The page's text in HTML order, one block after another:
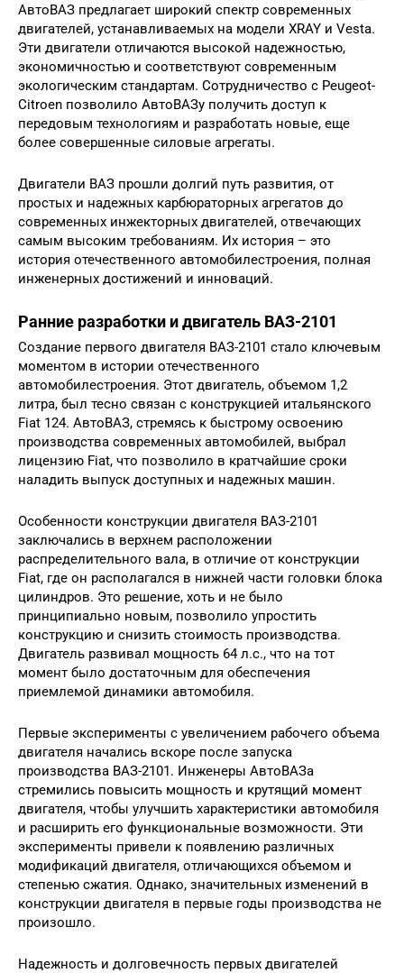
АвтоВАЗ предлагает широкий спектр современных
двигателей, устанавливаемых на модели XRAY и Vesta.
Эти двигатели отличаются высокой надежностью,
экономичностью и соответствуют современным
экологическим стандартам. Сотрудничество с Peugeot-
Citroen позволило АвтоВАЗу получить доступ к
передовым технологиям и разработать новые, еще
более совершенные силовые агрегаты.
Двигатели ВАЗ прошли долгий путь развития, от
простых и надежных карбюраторных агрегатов до
современных инжекторных двигателей, отвечающих
самым высоким требованиям. Их история – это
история отечественного автомобилестроения, полная
инженерных достижений и инноваций.
Ранние разработки и двигатель ВАЗ-2101
Создание первого двигателя ВАЗ-2101 стало ключевым
моментом в истории отечественного
автомобилестроения. Этот двигатель, объемом 1,2
литра, был тесно связан с конструкцией итальянского
Fiat 124. АвтоВАЗ, стремясь к быстрому освоению
производства современных автомобилей, выбрал
лицензию Fiat, что позволило в кратчайшие сроки
наладить выпуск доступных и надежных машин.
Особенности конструкции двигателя ВАЗ-2101
заключались в верхнем расположении
распределительного вала, в отличие от конструкции
Fiat, где он располагался в нижней части головки блока
цилиндров. Это решение, хоть и не было
принципиально новым, позволило упростить
конструкцию и снизить стоимость производства.
Двигатель развивал мощность 64 л.с., что на тот
момент было достаточным для обеспечения
приемлемой динамики автомобиля.
Первые эксперименты с увеличением рабочего объема
двигателя начались вскоре после запуска
производства ВАЗ-2101. Инженеры АвтоВАЗа
стремились повысить мощность и крутящий момент
двигателя, чтобы улучшить характеристики автомобиля
и расширить его функциональные возможности. Эти
эксперименты привели к появлению различных
модификаций двигателя, отличающихся объемом и
степенью сжатия. Однако, значительных изменений в
конструкции двигателя в первые годы производства не
произошло.
Надежность и долговечность первых двигателей